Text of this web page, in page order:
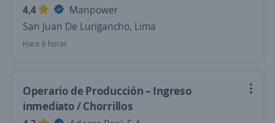
4,4
Manpower
San Juan De Lurigancho, Lima
Hace 6 horas
Operario de Producción – Ingreso
inmediato / Chorrillos